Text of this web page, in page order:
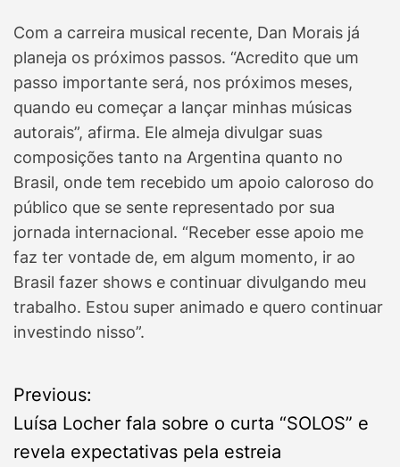
Com a carreira musical recente, Dan Morais já
planeja os próximos passos. “Acredito que um
passo importante será, nos próximos meses,
quando eu começar a lançar minhas músicas
autorais”, afirma. Ele almeja divulgar suas
composições tanto na Argentina quanto no
Brasil, onde tem recebido um apoio caloroso do
público que se sente representado por sua
jornada internacional. “Receber esse apoio me
faz ter vontade de, em algum momento, ir ao
Brasil fazer shows e continuar divulgando meu
trabalho. Estou super animado e quero continuar
investindo nisso”.
P
o
Previous:
Luísa Locher fala sobre o curta “SOLOS” e
revela expectativas pela estreia